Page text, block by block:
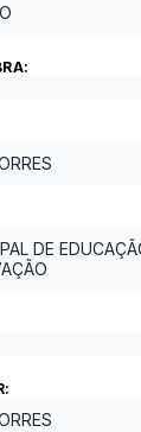
DE